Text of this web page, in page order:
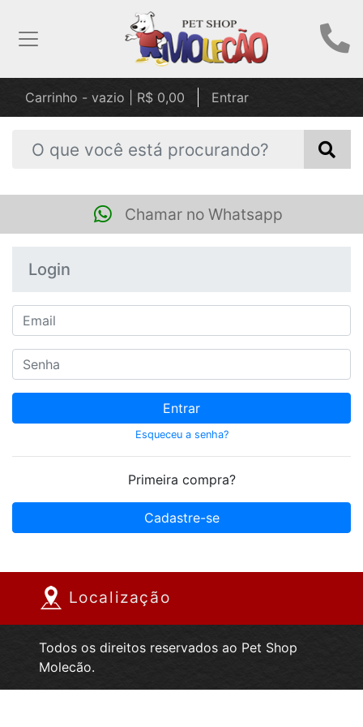
Carrinho - vazio | R$ 0,00 Entrar
Chamar no Whatsapp
Login
Esqueceu a senha?
Primeira compra?
Cadastre-se
Localização
Todos os direitos reservados ao Pet Shop
Molecão.